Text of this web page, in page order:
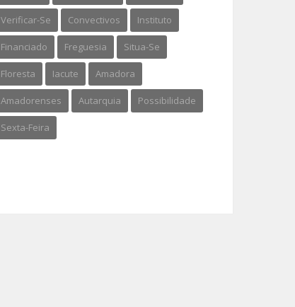
Verificar-Se Convectivos Instituto
Financiado Freguesia Situa-Se
Floresta Iacute Amadora
Amadorenses Autarquia Possibilidade
Sexta-Feira